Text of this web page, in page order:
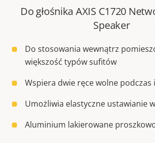
Do głośnika AXIS C1720
Speaker
Do stosowania wewnątrz
większość typów sufitów
Wspiera dwie ręce wolne podczas
Umożliwia elastyczne ustawianie
Aluminium lakierowane